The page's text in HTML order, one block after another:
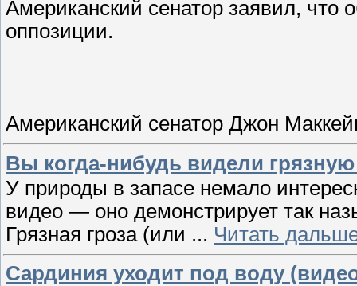
Американский сенатор заявил,
оппозиции.
Американский сенатор Джон
Вы когда-нибудь видели грязную
У природы в запасе немало
видео — оно демонстрирует так
Грязная гроза (или ... Читать
Сардиния уходит под воду